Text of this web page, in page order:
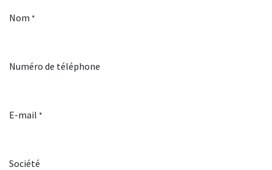
Nom *
Numéro de téléphone
E-mail *
Société